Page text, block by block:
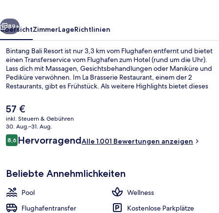
Weiter
89+
ÜbersichtZimmerLageRichtlinien
Bintang Bali Resort ist nur 3,3 km vom Flughafen entfernt und bietet
einen Transferservice vom Flughafen zum Hotel (rund um die Uhr).
Lass dich mit Massagen, Gesichtsbehandlungen oder Maniküre und
Pediküre verwöhnen. Im La Brasserie Restaurant, einem der 2
Restaurants, gibt es Frühstück. Als weitere Highlights bietet dieses
Kinderclub und eine Poolbar. Andere Reisende lieben den Pool und
das hilfsbereite Personal.
Der
aktuelle
Preis
beträgt
57 €.
57 €
inkl. Steuern & Gebühren
30. Aug.–31. Aug.
Bewertungen
8,68,6 von 10.
HervorragendAlle 1.001 Bewertungen anzeigen
Beliebte Annehmlichkeiten
Pool
Wellness
Flughafentransfer
Kostenlose Parkplätze